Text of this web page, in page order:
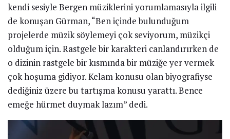
kendi sesiyle Bergen müziklerini yorumlamasıyla ilgili
de konuşan Gürman, “Ben içinde bulunduğum
projelerde müzik söylemeyi çok seviyorum, müzikçi
olduğum için. Rastgele bir karakteri canlandırırken de
o dizinin rastgele bir kısmında bir müziğe yer vermek
çok hoşuma gidiyor. Kelam konusu olan biyografiyse
dediğiniz üzere bu tartışma konusu yarattı. Bence
emeğe hürmet duymak lazım” dedi.